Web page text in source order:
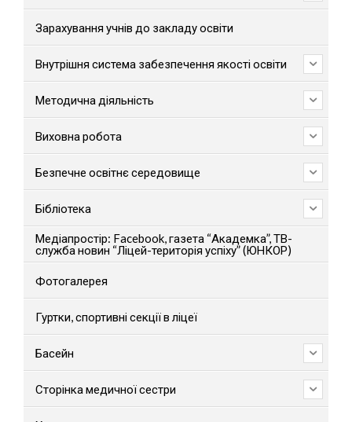
Зарахування учнів до закладу освіти
Внутрішня система забезпечення якості освіти
Методична діяльність
Виховна робота
Безпечне освітнє середовище
Бібліотека
Медіапростір: Facebook, газета “Академка”, ТВ-
служба новин “Ліцей-територія успіху” (ЮНКОР)
Фотогалерея
Гуртки, спортивні секції в ліцеї
Басейн
Сторінка медичної сестри